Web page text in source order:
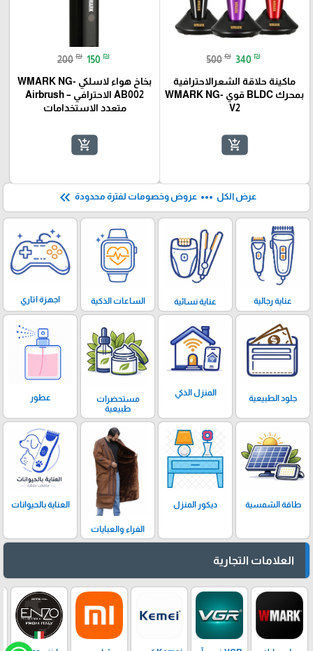
500 ₪ 340 ₪
ماكينة حلاقة الشعرالاحترافية
بمحرك BLDC قوي WMARK NG-
V2
add_shopping_cart
200 ₪ 150 ₪
بخاخ هواء لاسلكي WMARK NG-
AB002 الاحترافي – Airbrush
متعدد الاستخدامات
add_shopping_cart
عرض الكل more_horiz عروض وخصومات لفترة محدودة keyboard_double_arrow_left
عناية رجالية عناية نسائية الساعات الذكية اجهزة اتاري
جلود الطبيعية
المنزل الذكي
مستحضرات
طبيعية
عطور
طاقة الشمسية ديكور المنزل
الفراء والعبايات
العناية بالحيوانات
العلامات التجارية